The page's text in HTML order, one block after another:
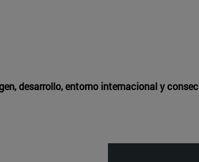
desarrollo, entorno internacional y